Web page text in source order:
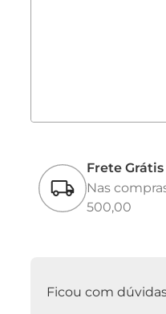
Frete Grátis
Nas
500,00
Ficou com